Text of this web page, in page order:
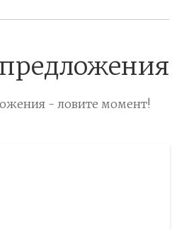
- ловите момент!